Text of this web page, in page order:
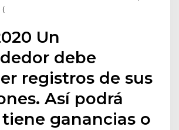
(
Un
debe
registros de sus
Así podrá
ganancias o